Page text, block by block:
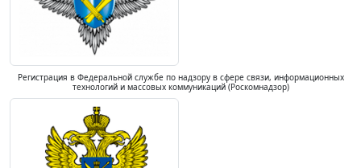
Регистрация в Федеральной службе по надзору в сфере связи, информационных
технологий и массовых коммуникаций (Роскомнадзор)